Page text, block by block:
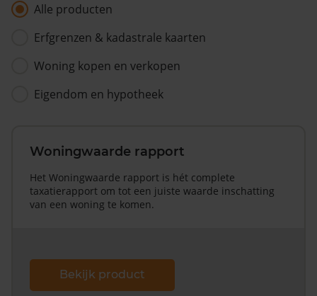
Alle producten
Erfgrenzen & kadastrale kaarten
Woning kopen en verkopen
Eigendom en hypotheek
Woningwaarde rapport
Het Woningwaarde rapport is hét complete
taxatierapport om tot een juiste waarde inschatting
van een woning te komen.
Bekijk product